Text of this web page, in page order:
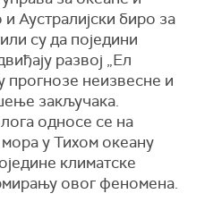
Аустралијски биро за
су да поједини
развој „Ел
прогнозе неизвесне и
закључака.
односе се на
у Тихом океану
климатске
овог феномена.